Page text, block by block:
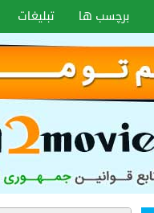
برچسب ها تبلیغات